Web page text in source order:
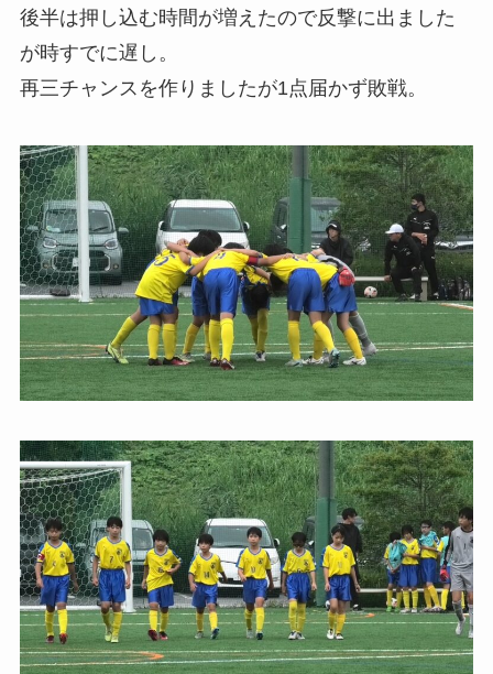
後半は押し込む時間が増えたので反撃に出ました
が時すでに遅し。
再三チャンスを作りましたが1点届かず敗戦。